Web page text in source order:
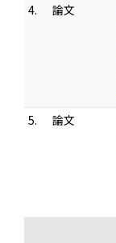
4. 論文
5. 論文